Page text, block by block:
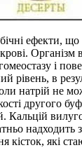
ефекти,
Організм
і
рівень, в
натрій не
другого
Кальцій
надходить
кісток, які